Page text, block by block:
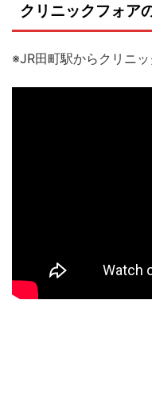
クリニックフォア
※JR田町駅からクリニ